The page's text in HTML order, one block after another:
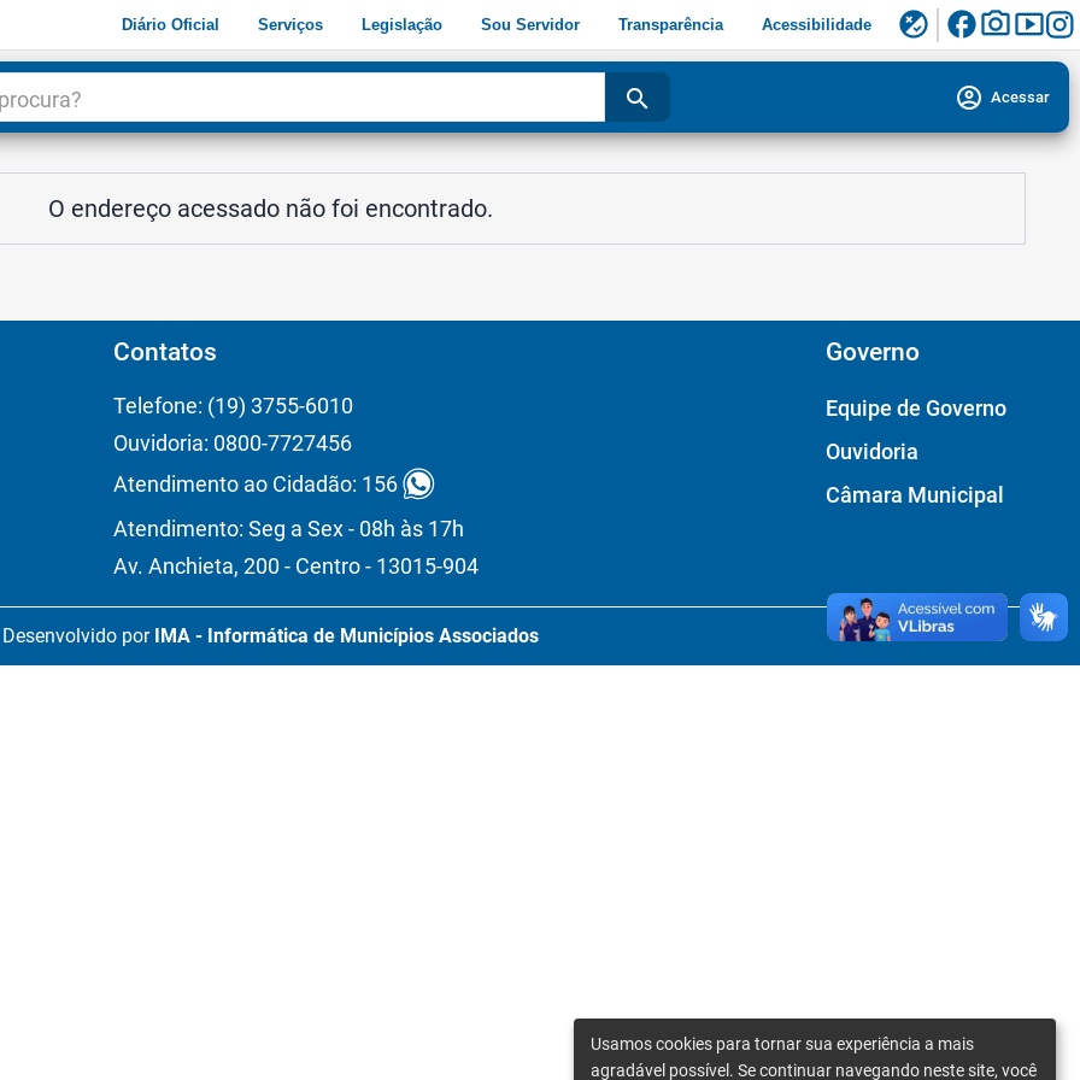
Diário Oficial Serviços Legislação Sou Servidor Transparência Acessibilidade flaky facebookphoto_camerasmart_display
search account_circle Acessar
O endereço acessado não foi encontrado.
Contatos
Telefone: (19) 3755-6010
Ouvidoria: 0800-7727456
Atendimento ao Cidadão: 156
Atendimento: Seg a Sex - 08h às 17h
Av. Anchieta, 200 - Centro - 13015-904
Governo
Equipe de Governo
Ouvidoria
Câmara Municipal
Desenvolvido por IMA - Informática de Municípios Associados
Usamos cookies para tornar sua experiência a mais
agradável possível. Se continuar navegando neste site, você